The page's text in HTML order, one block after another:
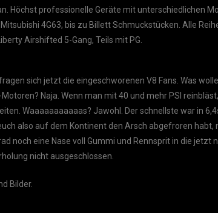
Höchst professionelle Geräte mit unterschiedlichen
Mitsubishi 4G63, bis zu Billett Schmuckstücken. Alle
Airshifted 5-Gang, Teils mit PG.
sich jetzt die eingeschworenen V8 Fans. Was
Naja. Wenn man mit 40 und mehr PSI
Waaaaaaaaaaas? Jawohl. Der schnellste war in
also auf dem Kontinent den Arsch abgefroren habt,
noch eine Nase voll Gummi und Rennsprit in die jetzt
nicht ausgeschlossen.
Bilder.